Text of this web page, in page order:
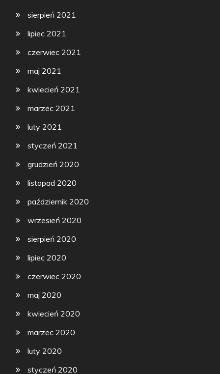
sierpień 2021
lipiec 2021
czerwiec 2021
maj 2021
kwiecień 2021
marzec 2021
luty 2021
styczeń 2021
grudzień 2020
listopad 2020
październik 2020
wrzesień 2020
sierpień 2020
lipiec 2020
czerwiec 2020
maj 2020
kwiecień 2020
marzec 2020
luty 2020
styczeń 2020